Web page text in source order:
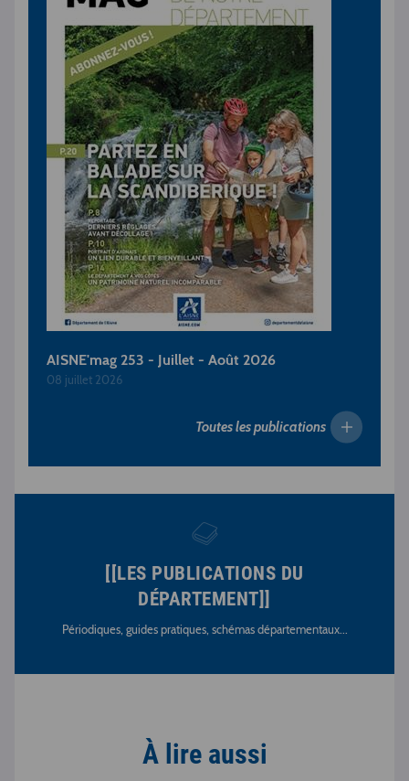
AISNE'mag 253 - Juillet - Août 2026
08 juillet 2026
Toutes les publications
[[LES PUBLICATIONS DU
DÉPARTEMENT]]
Périodiques, guides pratiques, schémas départementaux...
À lire aussi